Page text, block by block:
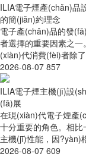
ILIA電子煙產(chǎn)
的簡(jiǎn)約理念
電子產(chǎn)品的發
者選擇的重要因素之
(xiàn)代消費(fèi)者除
2026-08-07 857
ILIA電子煙主機(jī)設
(fā)展
在現(xiàn)代電子煙產
十分重要的角色。相
主機(jī)性能，因?yàn)
2026-08-07 609